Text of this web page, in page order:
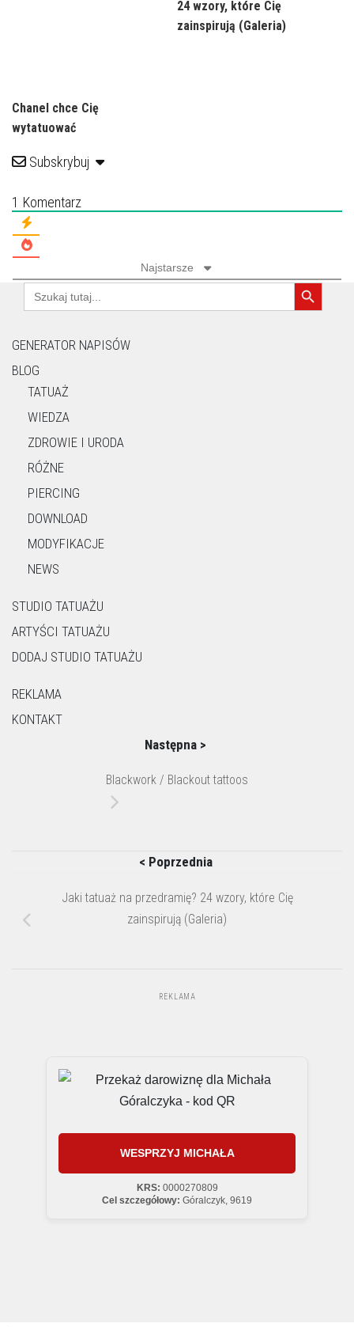
Chanel chce Cię
wytatuować
24 wzory, które Cię
zainspirują (Galeria)
Subskrybuj
1 Komentarz
Najstarsze
Search
for:
Search Button
GENERATOR NAPISÓW
BLOG
TATUAŻ
WIEDZA
ZDROWIE I URODA
RÓŻNE
PIERCING
DOWNLOAD
MODYFIKACJE
NEWS
STUDIO TATUAŻU
ARTYŚCI TATUAŻU
DODAJ STUDIO TATUAŻU
REKLAMA
KONTAKT
Następna >
Blackwork / Blackout tattoos
< Poprzednia
Jaki tatuaż na przedramię? 24 wzory, które Cię
zainspirują (Galeria)
REKLAMA
WESPRZYJ MICHAŁA
KRS: 0000270809
Cel szczegółowy: Góralczyk, 9619